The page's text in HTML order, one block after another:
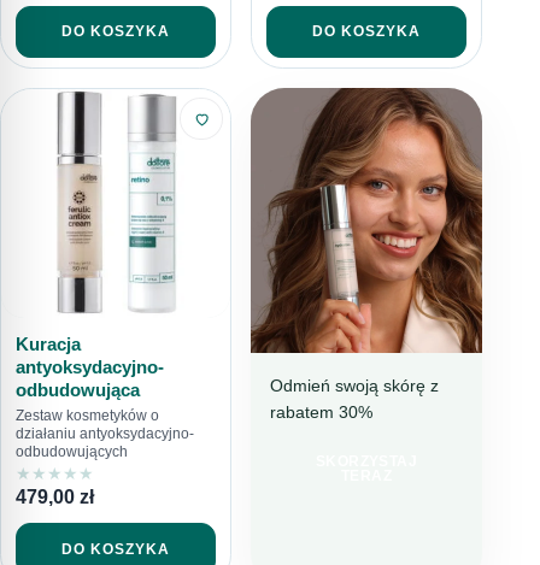
DO KOSZYKA DO KOSZYKA
Kuracja
antyoksydacyjno-
odbudowująca
Zestaw kosmetyków o
działaniu antyoksydacyjno-
odbudowujących
★ ★ ★ ★ ★
479,00 zł
DO KOSZYKA
NAWILŻENIE I
Odmień swoją skórę z
rabatem 30%